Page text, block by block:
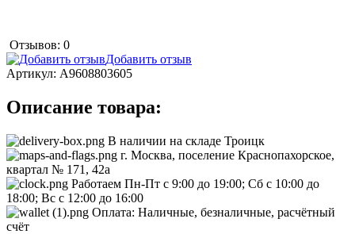
Отзывов: 0
Добавить отзыв
Артикул: A9608803605
Описание товара:
В наличии на складе Троицк
г. Москва, поселение Краснопахорское,
квартал № 171, 42а
Работаем Пн-Пт с 9:00 до 19:00; Сб с 10:00 до
18:00; Вс с 12:00 до 16:00
Оплата: Наличные, безналичные, расчётный
счёт